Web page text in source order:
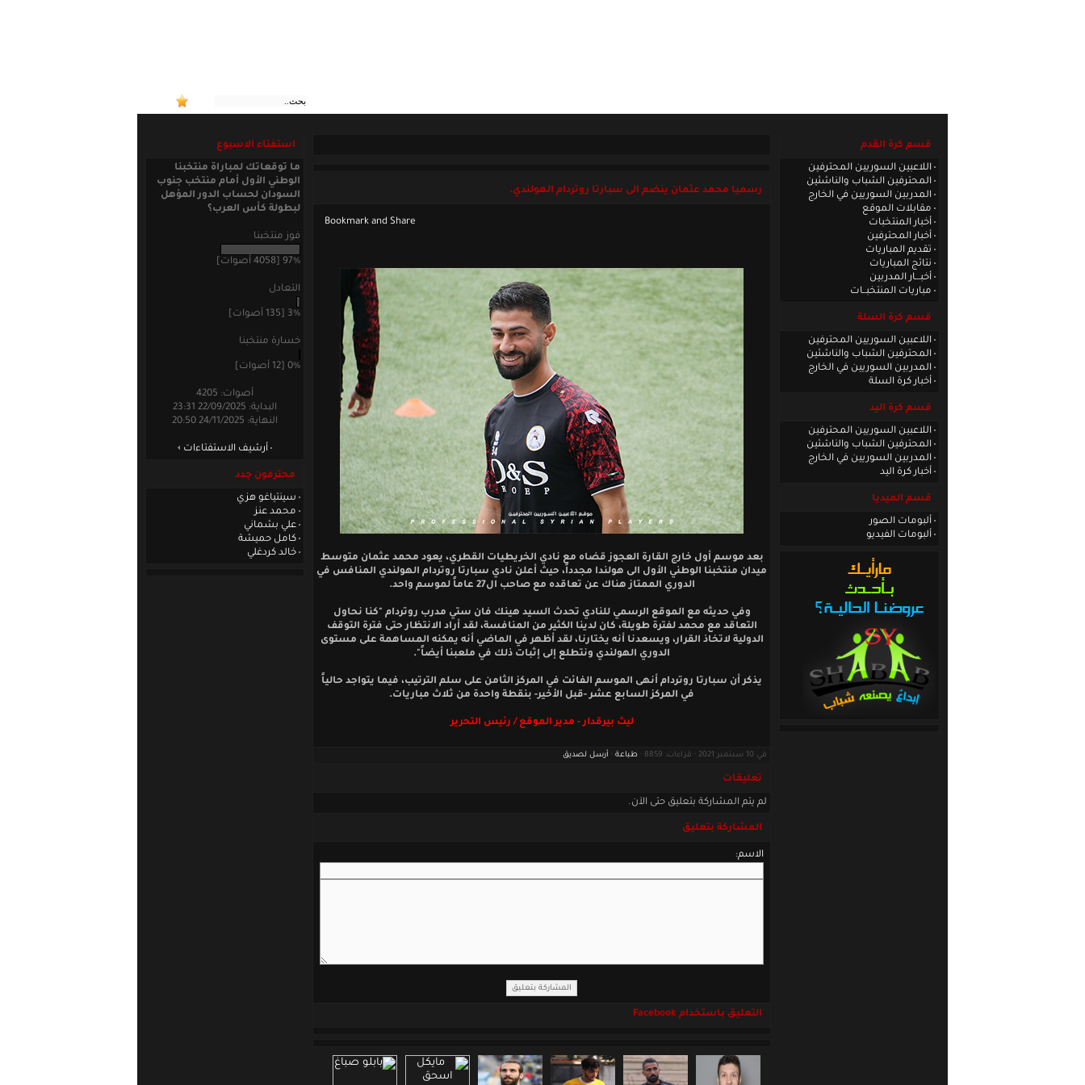
قسم كرة القدم
اللاعبين السوريين المحترفين
المحترفين الشباب والناشئين
المدربين السوريين في الخارج
مقابلات الموقع
أخبار المنتخبات
أخبار المحترفين
تقديم المباريات
نتائج المباريات
أخبـــار المدربين
مباريات المنتخبــات
قسم كرة السلة
اللاعبين السوريين المحترفين
المحترفين الشباب والناشئين
المدربين السوريين في الخارج
أخبار كرة السلة
قسم كرة اليد
اللاعبين السوريين المحترفين
المحترفين الشباب والناشئين
المدربين السوريين في الخارج
أخبار كرة اليد
قسم الميديا
ألبومات الصور
ألبومات الفيديو
رسميا محمد عثمان ينضم الى سبارتا روتردام الهولندي.
بعد موسم أول خارج القارة العجوز قضاه مع نادي الخريطيات القطري، يعود محمد عثمان متوسط
ميدان منتخبنا الوطني الأول الى هولندا مجدداً، حيث أعلن نادي سبارتا روتردام الهولندي المنافس في
الدوري الممتاز هناك عن تعاقده مع صاحب ال27 عاماً لموسم واحد.
وفي حديثه مع الموقع الرسمي للنادي تحدث السيد هينك فان ستي مدرب روتردام "كنا نحاول
التعاقد مع محمد لفترة طويلة، كان لدينا الكثير من المنافسة، لقد أراد الانتظار حتى فترة التوقف
الدولية لاتخاذ القرار، ويسعدنا أنه يختارنا، لقد أظهر في الماضي أنه يمكنه المساهمة على مستوى
الدوري الهولندي ونتطلع إلى إثبات ذلك في ملعبنا أيضاً".
يذكر أن سبارتا روتردام أنهى الموسم الفائت في المركز الثامن على سلم الترتيب، فيما يتواجد حالياً
في المركز السابع عشر -قبل الأخير- بنقطة واحدة من ثلاث مباريات.
ليث بيرقدار - مدير الموقع / رئيس التحرير
في 10 سبتمبر 2021 · قراءات: 8859 · طباعة أرسل لصديق
تعليقات
لم يتم المشاركة بتعليق حتى الآن.
المشاركة بتعليق
الاسم:
التعليق باستخدام Facebook
استفتاء الاسبوع
ما توقعاتك لمباراة منتخبنا
الوطني الأول أمام منتخب جنوب
السودان لحساب الدور المؤهل
لبطولة كأس العرب؟
فوز منتخبنا
97% [4058 أصوات]
التعادل
3% [135 أصوات]
خسارة منتخبنا
0% [12 أصوات]
أصوات: 4205
البداية: 22/09/2025 23:31
النهاية: 24/11/2025 20:50
أرشيف الاستفتاءات
محترفون جدد
سينتياغو هزي
محمد عنز
علي بشماني
كامل حميشة
خالد كردغلي